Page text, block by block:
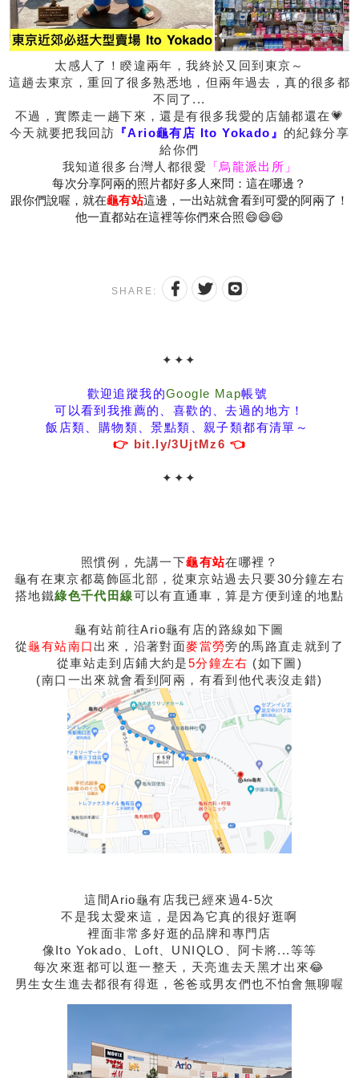
太感人了！睽違兩年，我終於又回到東京～
這趟去東京，重回了很多熟悉地，但兩年過去，真的很多都
不同了...
不過，實際走一趟下來，還是有很多我愛的店舖都還在💗
今天就要把我回訪 『Ario龜有店 Ito Yokado』 的紀錄分享
給你們
我知道很多台灣人都很愛
「烏龍派出所 」
每次分享阿兩的照片都好多人來問：這在哪邊？
跟你們說喔，就在龜有站這邊，一出站就會看到可愛的阿兩了！
他一直都站在這裡等你們來合照😄😄😄
SHARE:
✦ ✦ ✦
歡迎追蹤我的Google Map帳號
可以看到我推薦的、喜歡的、去過的地方！
飯店類、購物類、景點類、親子類都有清單～
👉 bit.ly/3UjtMz6 👈
✦ ✦ ✦
照慣例，先講一下龜有站在哪裡？
龜有在東京都葛飾區北部，從東京站過去只要30分鐘左右
搭地鐵綠色千代田線可以有直通車，算是方便到達的地點
龜有站前往Ario龜有店的路線如下圖
從龜有站南口 出來，沿著對面麥當勞旁的馬路直走就到了
從車站走到店鋪大約是5分鐘左右 (如下圖)
(南口一出來就會看到阿兩，有看到他代表沒走錯)
這間Ario龜有店我已經來過4-5次
不是我太愛來這，是因為它真的很好逛啊
裡面非常多好逛的品牌和專門店
像Ito Yokado、Loft、UNIQLO、阿卡將...等等
每次來逛都可以逛一整天，天亮進去天黑才出來😂
男生女生進去都很有得逛，爸爸或男友們也不怕會無聊喔